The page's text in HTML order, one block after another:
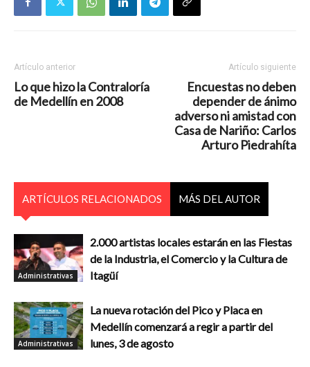
Artículo anterior
Lo que hizo la Contraloría
de Medellín en 2008
Artículo siguiente
Encuestas no deben
depender de ánimo
adverso ni amistad con
Casa de Nariño: Carlos
Arturo Piedrahíta
ARTÍCULOS RELACIONADOS MÁS DEL AUTOR
Administrativas
2.000 artistas locales estarán en las Fiestas
de la Industria, el Comercio y la Cultura de
Itagüí
Administrativas
La nueva rotación del Pico y Placa en
Medellín comenzará a regir a partir del
lunes, 3 de agosto